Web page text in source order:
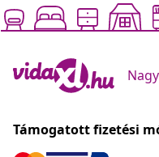
Támogatott fizetési